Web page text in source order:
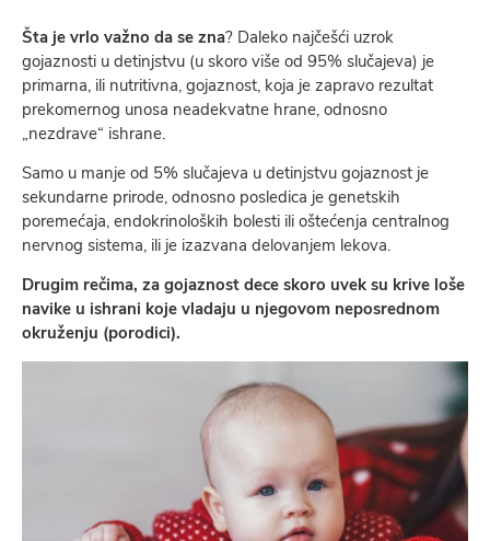
Šta je vrlo važno da se zna? Daleko najčešći uzrok
gojaznosti u detinjstvu (u skoro više od 95% slučajeva) je
primarna, ili nutritivna, gojaznost, koja je zapravo rezultat
prekomernog unosa neadekvatne hrane, odnosno
„nezdrave“ ishrane.
Samo u manje od 5% slučajeva u detinjstvu gojaznost je
sekundarne prirode, odnosno posledica je genetskih
poremećaja, endokrinoloških bolesti ili oštećenja centralnog
nervnog sistema, ili je izazvana delovanjem lekova.
Drugim rečima, za gojaznost dece skoro uvek su krive loše
navike u ishrani koje vladaju u njegovom neposrednom
okruženju (porodici).